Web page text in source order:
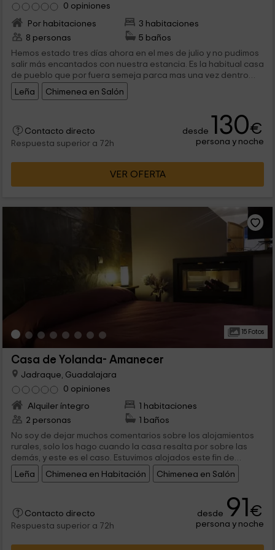
0 opiniones
Por habitaciones
3 habitaciones
8 personas
5 baños
Hemos estado tres días ahora en el mes de julio y no pudimos
salir más encantados con nuestra estancia. Es la habitual casa
de pueblo que por fuera semeja parca mas una vez dentro
nos sorprendió verdaderamente el gusto y el equipamiento
que tiene. Verdaderamente es un lujo con el que pocas casas
evidentes del mes en el que estuvimos no empleamos la
chimenea si bien desde entonces han quedado las ganas,
mas hicimos vida sobre todo en el extenso jardín que tiene.
Leña Chimenea en Salón
Contacto directo
Respuesta superior a 72h
desde 130€
persona y noche
VER OFERTA
15 Fotos
Casa de Yolanda- Amanecer
Jadraque, Guadalajara
0 opiniones
Alquiler íntegro
1 habitaciones
2 personas
1 baños
No soy de dejar muchos comentarios sobre los alojamientos
rurales, solo los hago cuando la casa resalta por sobre las
demás, y este es el caso. Estuvimos alojados este fin de
semana en casa Yolanda, en anochecer y he de comentaros
que ha sido imborrable. La casa tiene 3 residencias
ha sido fantástico. Cualquier descripción se quedaría corta,
decoración al mínimo detalle, todo absolutamente
pertrechado para tener las mayores comodidades.
Leña Chimenea en Habitación Chimenea en Salón
Contacto directo
Respuesta superior a 72h
desde 91€
persona y noche